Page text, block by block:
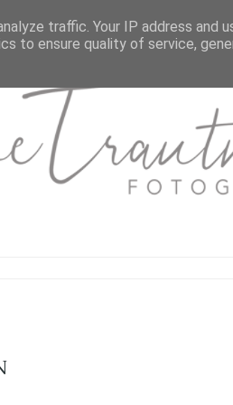
traffic. Your IP address and
to ensure quality of service,